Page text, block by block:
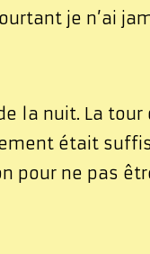
je n’ai
la nuit. La tour
était
pour ne pas